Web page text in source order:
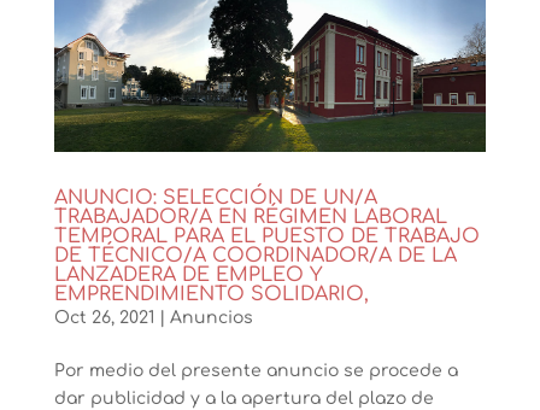
ANUNCIO: SELECCIÓN DE UN/A
TRABAJADOR/A EN RÉGIMEN LABORAL
TEMPORAL PARA EL PUESTO DE TRABAJO
DE TÉCNICO/A COORDINADOR/A DE LA
LANZADERA DE EMPLEO Y
EMPRENDIMIENTO SOLIDARIO,
Oct 26, 2021 Anuncios
Por medio del presente anuncio se procede a
dar publicidad y a la apertura del plazo de